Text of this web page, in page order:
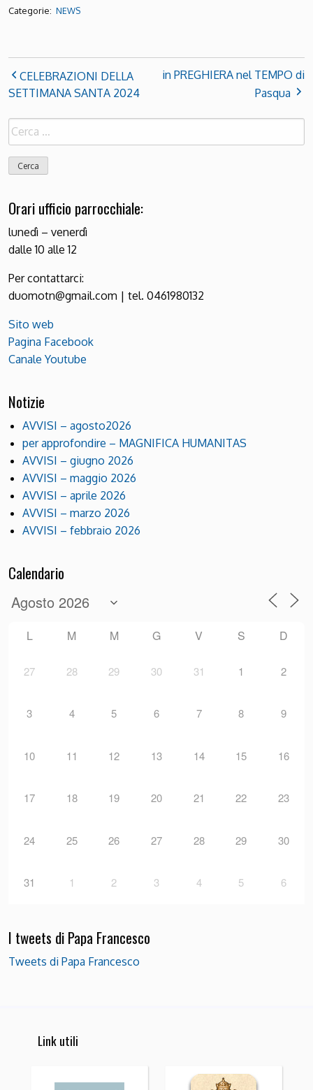
Categorie: NEWS
CELEBRAZIONI DELLA
SETTIMANA SANTA 2024
in PREGHIERA nel TEMPO di
Pasqua
Ricerca
per:
Orari ufficio parrocchiale:
lunedì – venerdì
dalle 10 alle 12
Per contattarci:
duomotn@gmail.com | tel. 0461980132
Sito web
Pagina Facebook
Canale Youtube
Notizie
AVVISI – agosto2026
per approfondire – MAGNIFICA HUMANITAS
AVVISI – giugno 2026
AVVISI – maggio 2026
AVVISI – aprile 2026
AVVISI – marzo 2026
AVVISI – febbraio 2026
Calendario
L M M G V S D
27 28 29 30 31 1 2
3 4 5 6 7 8 9
10 11 12 13 14 15 16
17 18 19 20 21 22 23
24 25 26 27 28 29 30
31 1 2 3 4 5 6
I tweets di Papa Francesco
Tweets di Papa Francesco
Link utili